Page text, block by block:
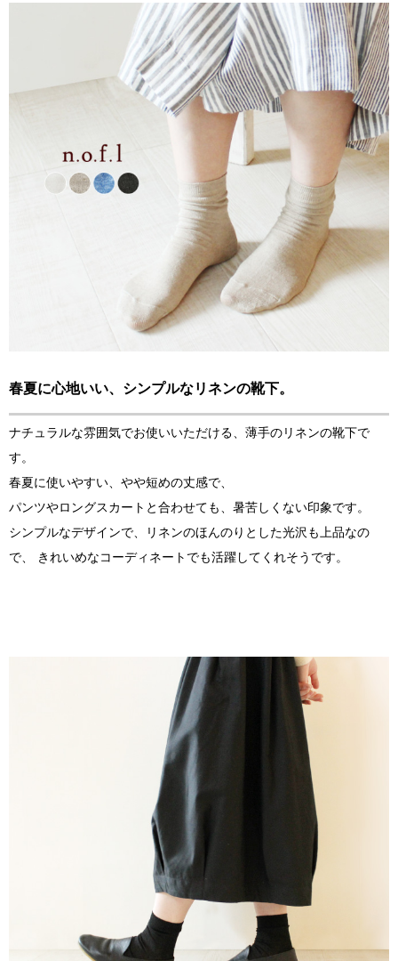
春夏に心地いい、シンプルなリネンの靴下。
ナチュラルな雰囲気でお使いいただける、薄手のリネンの靴下で
す。
春夏に使いやすい、やや短めの丈感で、
パンツやロングスカートと合わせても、暑苦しくない印象です。
シンプルなデザインで、リネンのほんのりとした光沢も上品なの
で、 きれいめなコーディネートでも活躍してくれそうです。